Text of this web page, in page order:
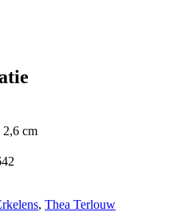
2,6 cm
, Thea Terlouw